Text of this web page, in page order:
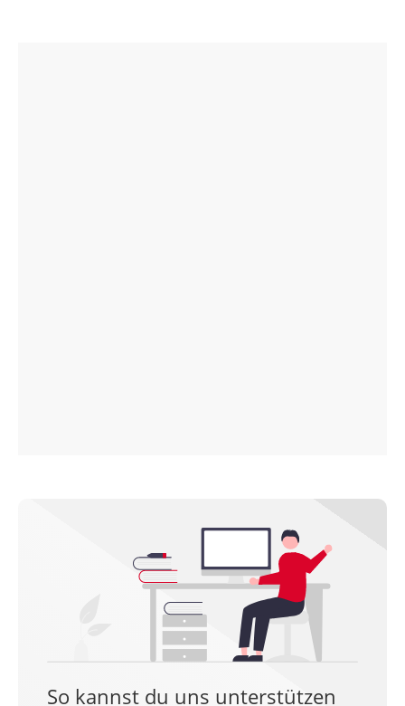
So kannst du uns unterstützen